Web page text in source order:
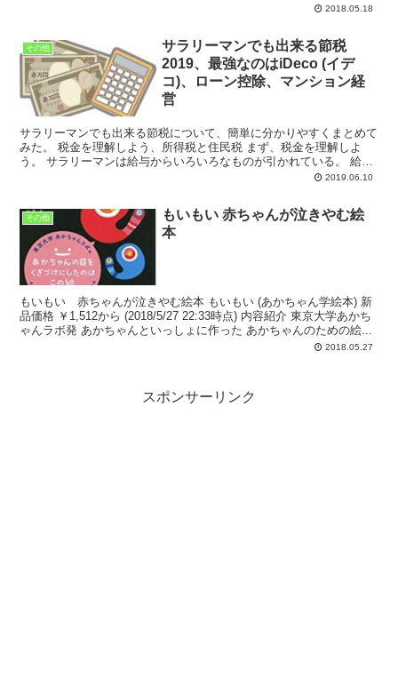
2018.05.18
その他
サラリーマンでも出来る節税
2019、最強なのはiDeco (イデ
コ)、ローン控除、マンション経
営
サラリーマンでも出来る節税について、簡単に分かりやすくまとめて
みた。 税金を理解しよう、所得税と住民税 まず、税金を理解しよ
う。 サラリーマンは給与からいろいろなものが引かれている。 給与
2019.06.10
その他
もいもい 赤ちゃんが泣きやむ絵
本
もいもい 赤ちゃんが泣きやむ絵本 もいもい (あかちゃん学絵本) 新
品価格 ￥1,512から (2018/5/27 22:33時点) 内容紹介 東京大学あかち
ゃんラボ発 あかちゃんといっしょに作った あかちゃんのための絵...
2018.05.27
スポンサーリンク